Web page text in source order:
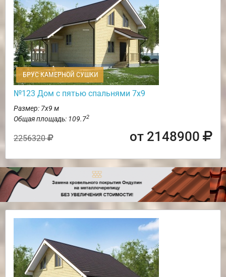
БРУС КАМЕРНОЙ СУШКИ
№123 Дом с пятью спальнями 7х9
Размер: 7х9 м
Общая площадь: 109.72
2256320 от 2148900